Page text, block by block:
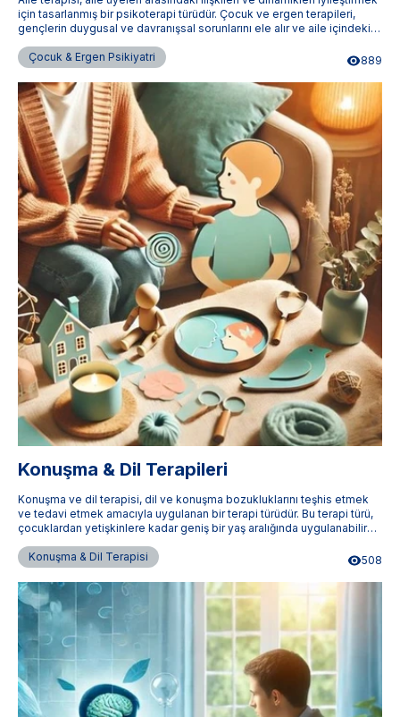
için tasarlanmış bir psikoterapi türüdür. Çocuk ve ergen terapileri,
gençlerin duygusal ve davranışsal sorunlarını ele alır ve aile içindeki
konusunda uzman terapistlere ulaşmanızı sağlar.
Çocuk & Ergen Psikiyatri 889
Konuşma & Dil Terapileri
Konuşma ve dil terapisi, dil ve konuşma bozukluklarını teşhis etmek
ve tedavi etmek amacıyla uygulanan bir terapi türüdür. Bu terapi türü,
çocuklardan yetişkinlere kadar geniş bir yaş aralığında uygulanabilir
Terapistimburada.com, Türkiye'nin dört bir yanındaki uzman konuşma
ve dil terapistlerine ulaşmanızı sağlar.
Konuşma & Dil Terapisi 508